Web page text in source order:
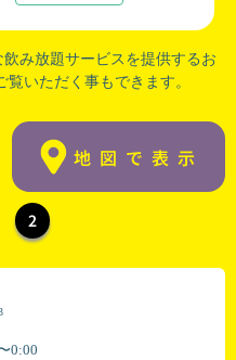
み放題サービスを提供するお
いただく事もできます。
地図で表示
2
3
0:00